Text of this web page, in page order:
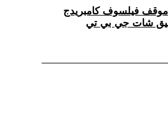
موقف فيلسوف كامبريدج
شات جي بي تي